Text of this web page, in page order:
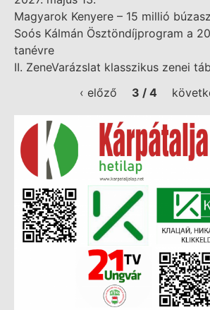
Magyarok Kenyere – 15 millió
Soós Kálmán Ösztöndíjprogram a
tanévre
II. ZeneVarázslat klasszikus zenei
‹ előző
3 / 4